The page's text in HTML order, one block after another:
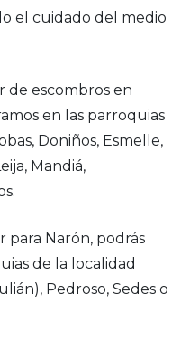
el cuidado del medio
de escombros en
en las parroquias
Doniños, Esmelle,
Mandiá,
para Narón, podrás
de la localidad
Pedroso, Sedes o